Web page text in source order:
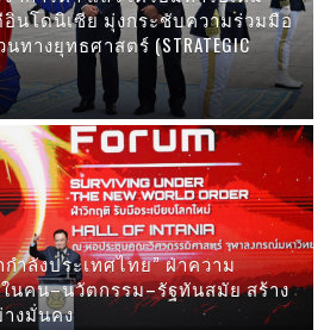
นโดนิเซีย มุ่งกระชับความร่วมมือ
างยุทธศาสตร์ (STRATEGIC
ำลังประเทศไทย” ฝ่าความ
นคน–นวัตกรรม–รัฐทันสมัย สร้าง
งมั่นคง